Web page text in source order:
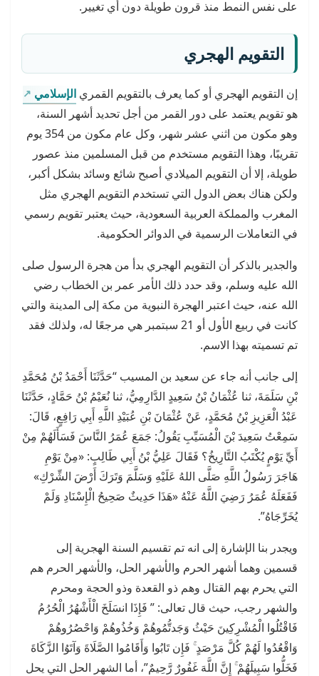
على نفس النمط منذ قرون طويلة دون أي تغيير.
التقويم الهجري
إن التقويم الهجري أو كما يعرف بالتقويم القمري الإسلامي
هو تقويم يعتمد على دور القمر من أجل تحديد أشهر السنة،
وهو مكون من اثني عشر شهر، وكل عام مكون من 354 يوم
تقريبًا، وهذا التقويم مستخدم من قبل المسلمين منذ عصور
طويلة، إلا أن التقويم الميلادي أصبح شائع وسائد بشكل أكبر،
ولكن هناك بعض الدول التي تستخدم التقويم الهجري مثل
المغرب والمملكة العربية السعودية، حيث يعتبر تقويم رسمي
في التعاملات الرسمية في الدوائر الحكومية.
والجدير بالذكر أن التقويم الهجري بدأ من هجرة الرسول صلى
الله عليه وسلم، وقد حدد ذلك الأمر عمر بن الخطاب رضي
الله عنه، حيث اعتبر الهجرة النبوية من مكة إلى المدينة والتي
كانت في ربيع الأول أو 21 سبتمبر هي مرجعًا له، ولذلك فقد
تم تسميته بهذا الاسم.
إلى جانب أنه جاء عن سعيد بن المسيب “حَدَّثَنَا أَحْمَدُ بْنُ مُحَمَّدِ
بْنِ سَلَمَةَ، ثنا عُثْمَانُ بْنُ سَعِيدٍ الدَّارِمِيُّ، ثنا نُعَيْمُ بْنُ حَمَّادٍ، حَدَّثَنَا
عَبْدُ الْعَزِيزِ بْنُ مُحَمَّدٍ، عَنْ عُثْمَانَ بْنِ عُبَيْدِ اللَّهِ أَبِي رَافِعٍ، قَالَ:
سَمِعْتُ سَعِيدَ بْنَ الْمُسَيِّبِ يَقُولُ: جَمَعَ عُمَرُ النَّاسَ فَسَأَلَهُمْ مِنْ
أَيِّ يَوْمٍ يُكْتَبُ التَّارِيخُ؟ فَقَالَ عَلِيُّ بْنُ أَبِي طَالِبٍ: «مِنْ يَوْمِ
هَاجَرَ رَسُولُ اللَّهِ صَلَّى اللهُ عَلَيْهِ وَسَلَّمَ وَتَرَكَ أَرْضَ الشِّرْكِ»
فَفَعَلَهُ عُمَرُ رَضِيَ اللَّهُ عَنْهُ «هَذَا حَدِيثٌ صَحِيحُ الْإِسْنَادِ وَلَمْ
يُخَرِّجَاهُ”.
ويجدر بنا الإشارة إلى انه تم تقسيم السنة الهجرية إلى
قسمين وهما أشهر الحرم والأشهر الحل، والأشهر الحرم هم
التي يحرم بهم القتال وهم ذو القعدة وذو الحجة ومحرم
والشهر رجب، حيث قال تعالى: ” فَإِذَا انسَلَخَ الْأَشْهُرُ الْحُرُمُ
فَاقْتُلُوا الْمُشْرِكِينَ حَيْثُ وَجَدتُّمُوهُمْ وَخُذُوهُمْ وَاحْصُرُوهُمْ
وَاقْعُدُوا لَهُمْ كُلَّ مَرْصَدٍ ۚ فَإِن تَابُوا وَأَقَامُوا الصَّلَاةَ وَآتَوُا الزَّكَاةَ
فَخَلُّوا سَبِيلَهُمْ ۚ إِنَّ اللَّهَ غَفُورٌ رَّحِيمٌ”، أما الشهر الحل التي يحل